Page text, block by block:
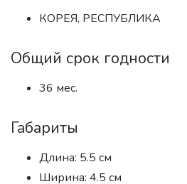
КОРЕЯ, РЕСПУБЛИКА
Общий срок годности
36 мес.
Габариты
Длина: 5.5 см
Ширина: 4.5 см